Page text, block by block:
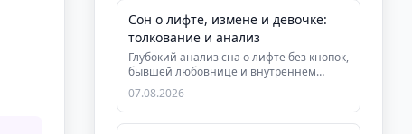
Сон о лифте, измене и девочке:
толкование и анализ
Глубокий анализ сна о лифте без кнопок,
бывшей любовнице и внутреннем
ребёнке. Психологическая и дух...
07.08.2026